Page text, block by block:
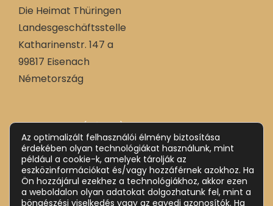
Die Heimat Thüringen
Landesgeschäftsstelle
Katharinenstr. 147 a
99817 Eisenach
Németország
Deutsch(Német)
Magyar
Az optimalizált felhasználói élmény biztosítása
érdekében olyan technológiákat használunk, mint
például a cookie-k, amelyek tárolják az
eszközinformációkat és/vagy hozzáférnek azokhoz. Ha
Ön hozzájárul ezekhez a technológiákhoz, akkor ezen
a weboldalon olyan adatokat dolgozhatunk fel, mint a
böngészési viselkedés vagy az egyedi azonosítók. Ha